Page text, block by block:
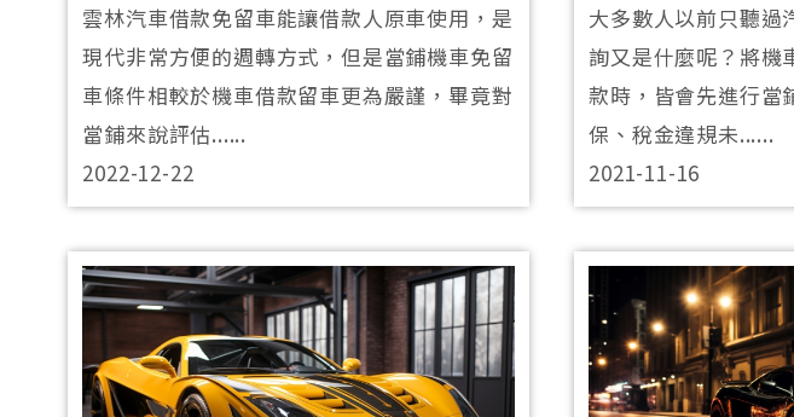
雲林汽車借款免留車能讓借款人原車使用，是
現代非常方便的週轉方式，但是當鋪機車免留
車條件相較於機車借款留車更為嚴謹，畢竟對
當鋪來說評估......
2022-12-22
大多數人以前只聽過
詢又是什麼呢？將機
款時，皆會先進行當
保、稅金違規未......
2021-11-16